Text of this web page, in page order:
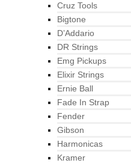
Cruz Tools
Bigtone
D’Addario
DR Strings
Emg Pickups
Elixir Strings
Ernie Ball
Fade In Strap
Fender
Gibson
Harmonicas
Kramer